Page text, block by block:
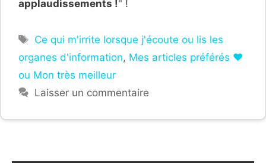
applaudissements !" !
Étiquettes
Ce qui m'irrite lorsque j'écoute ou lis les
organes d'information, Mes articles préférés ❤
ou Mon très meilleur
Laisser un commentaire